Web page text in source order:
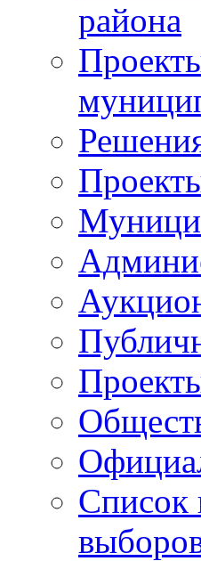
района
Список